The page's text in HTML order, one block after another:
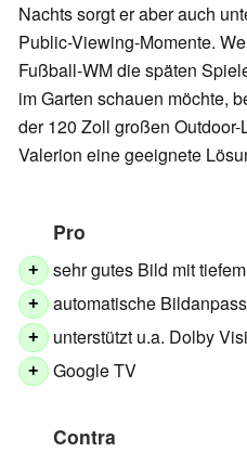
Nachts sorgt er aber auch
Public-Viewing-Momente.
Fußball-WM die späten
im Garten schauen möchte,
der 120 Zoll großen
Valerion eine geeignete
Pro
+ sehr gutes Bild mit
+ automatische
+ unterstützt u.a. Dolby
+ Google TV
Contra